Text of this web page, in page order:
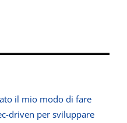
il mio modo di fare
driven per sviluppare